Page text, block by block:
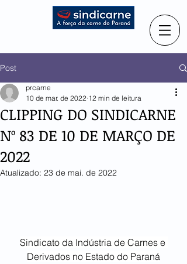
Post
CLIPPING DO SINDICARNE
Nº 83 DE 10 DE MARÇO DE
2022
prcarne
10 de mar. de 2022 12 min de leitura
Atualizado: 23 de mai. de 2022
Sindicato da Indústria de Carnes e
Derivados no Estado do Paraná